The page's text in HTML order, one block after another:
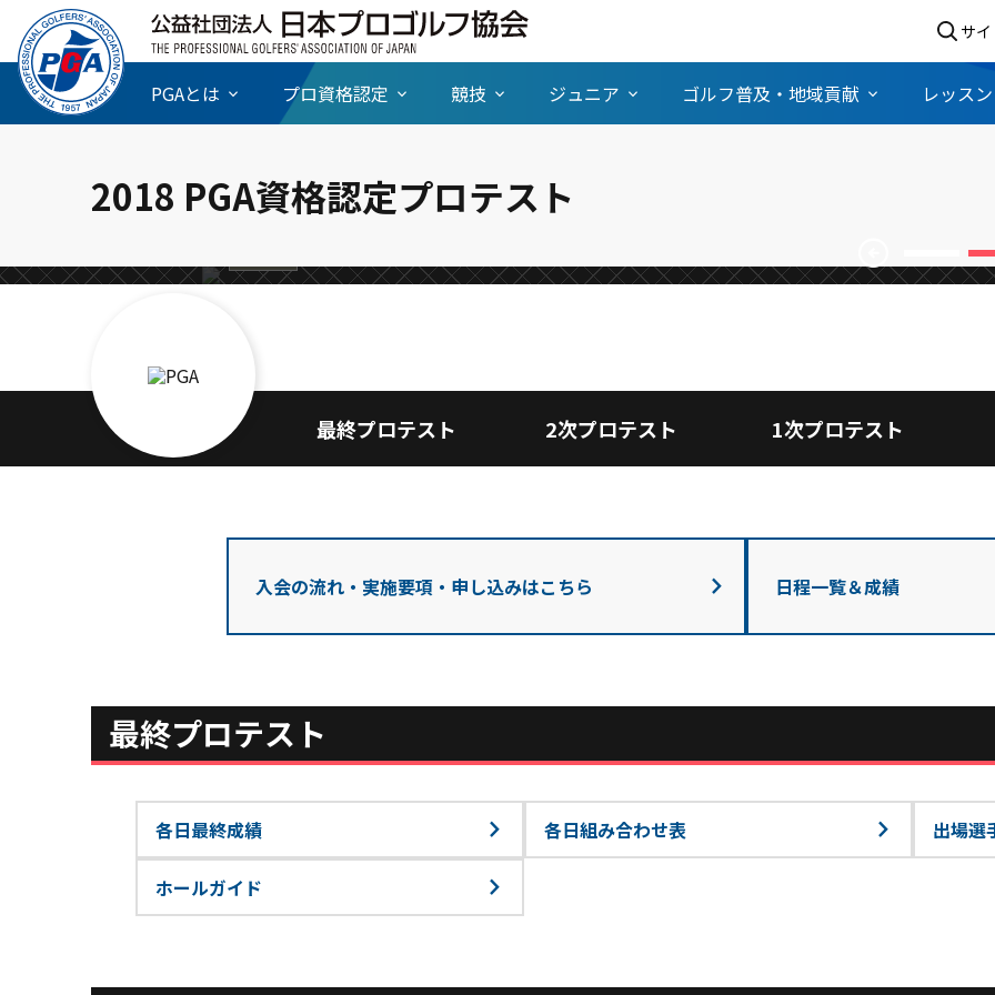
サ
PGAとは プロ資格認定 競技 ジュニア ゴルフ普及・地域貢献 レッスン
2018 PGA資格認定プロテスト
続きを読む
最終プロテスト 2次プロテスト 1次プロテスト
入会の流れ・実施要項・ 申し込みはこちら 日程一覧＆成績
最終プロテスト
各日最終成績 各日組み合わせ表 出場選
ホールガイド